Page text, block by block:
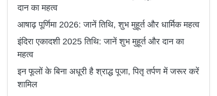
दान का महत्व
आषाढ़ पूर्णिमा 2026: जानें तिथि, शुभ मुहूर्त और धार्मिक महत्व
इंदिरा एकादशी 2025 तिथि: जानें शुभ मुहूर्त और दान का
महत्व
इन फूलों के बिना अधूरी है श्राद्ध पूजा, पितृ तर्पण में जरूर करें
शामिल